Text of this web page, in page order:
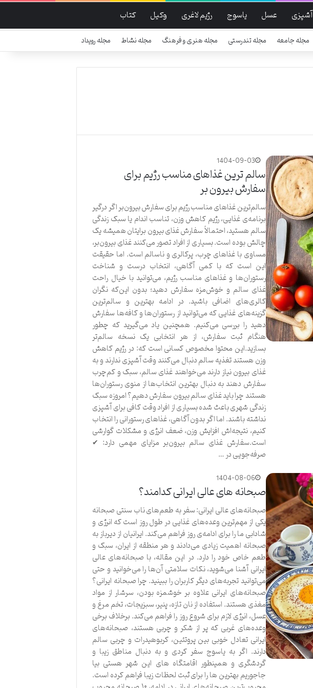
آشپزی عسل یاسوج رژیم لاغری وکیل کتاب
مجله جامعه مجله تندرستی مجله هنری و فرهنگ مجله نشاط مجله رویداد
1404-09-03
سالم ترین غذاهای مناسب رژیم برای
سفارش بیرون بر
سالم‌ترین غذاهای مناسب رژیم برای سفارش بیرون‌بر اگر درگیر
برنامه‌ی غذایی، رژیم کاهش وزن، تناسب اندام یا سبک زندگی
سالم هستید، احتمالاً سفارش غذای بیرون برایتان همیشه یک
چالش بوده است. بسیاری از افراد تصور می‌کنند غذای بیرون‌بر،
مساوی با غذاهای چرب، پرکالری و ناسالم است. اما حقیقت
این است که با کمی آگاهی، انتخاب درست و شناخت
رستوران‌ها و غذاهای مناسب رژیم، می‌توانید با خیال راحت
غذای سالم و خوش‌مزه سفارش دهید؛ بدون این‌که نگران
کالری‌های اضافی باشید. در ادامه بهترین و سالم‌ترین
گزینه‌های غذایی که می‌توانید از رستوران‌ها و کافه‌ها سفارش
دهید را بررسی می‌کنیم. همچنین یاد می‌گیرید که چطور
هنگام ثبت سفارش، از هر انتخابی یک نسخه سالم‌تر
بسازید.این محتوا مخصوص کسانی است که: در رژیم کاهش
وزن هستند تغذیه سالم دنبال می‌کنند وقت آشپزی ندارند و به
غذای بیرون نیاز دارند می‌خواهند غذای سالم، سبک و کم‌چرب
سفارش دهند به دنبال بهترین انتخاب‌ها از منوی رستوران‌ها
هستند چرا باید غذای سالم بیرون سفارش دهیم؟ امروزه سبک
زندگی شهری باعث شده بسیاری از افراد وقت کافی برای آشپزی
نداشته باشند. اما اگر بدون آگاهی، غذاهای رستورانی را انتخاب
کنیم، نتیجه‌اش افزایش وزن، ضعف انرژی و مشکلات گوارشی
است.سفارش غذای سالم بیرون‌بر مزایای مهمی دارد: ✔
صرفه‌جویی در …
1404-08-06
صبحانه های عالی ایرانی کدامند؟
صبحانه‌های عالی ایرانی: سفر به طعم‌های ناب سنتی صبحانه
یکی از مهم‌ترین وعده‌های غذایی در طول روز است که انرژی و
شادابی ما را برای ادامه‌ی روز فراهم می‌کند. ایرانیان از دیرباز به
صبحانه اهمیت زیادی می‌دادند و هر منطقه از ایران، سبک و
طعم خاص خود را دارد. در این مقاله، با صبحانه‌های عالی
ایرانی آشنا می‌شوید، نکات سلامتی آن‌ها را می‌خوانید و حتی
می‌توانید تجربه‌های دیگر کاربران را ببینید. چرا صبحانه ایرانی؟
صبحانه‌های ایرانی علاوه بر خوشمزه بودن، سرشار از مواد
مغذی هستند. استفاده از نان تازه، پنیر، سبزیجات، تخم مرغ و
عسل، انرژی لازم برای شروع روز را فراهم می‌کند. برخلاف برخی
وعده‌های غربی که پر از شکر و چربی هستند، صبحانه‌های
ایرانی تعادل خوبی بین پروتئین، کربوهیدرات و چربی سالم
دارند. اگر به یاسوج سفر کردی و به دنبال مناطق زیبا و
گردشگری و همینطور اقامتگاه های این شهر هستی بیا
جاجوریم بهترین ها را برای ثبت لحظات زیبا فراهم کرده است.